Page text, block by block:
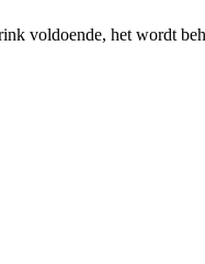
voldoende, het wordt